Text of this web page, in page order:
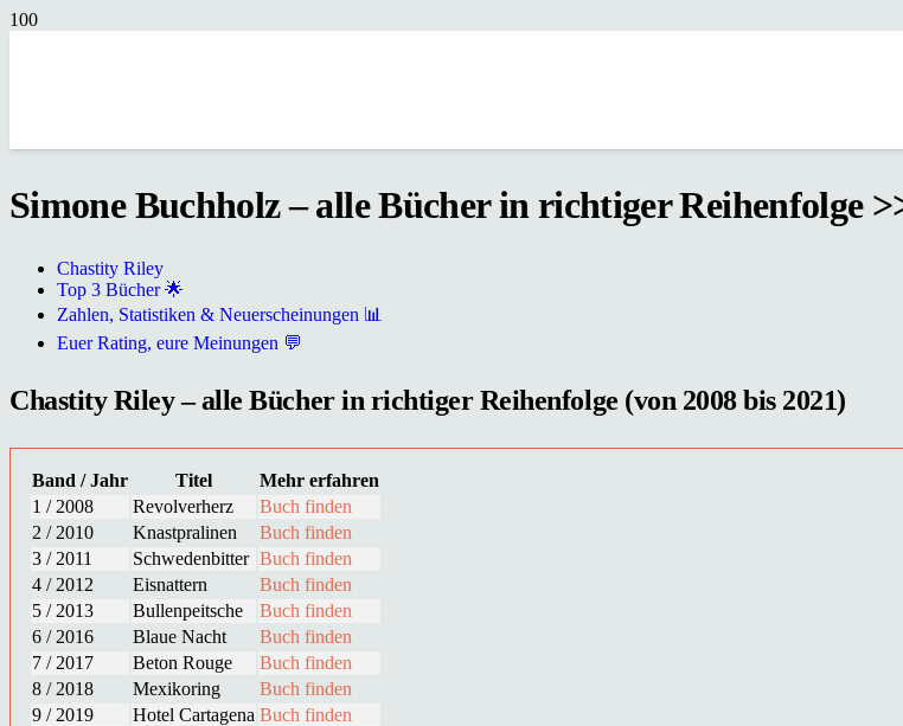
Simone Buchholz – alle Bücher in richtiger Reihenfolge
Chastity Riley
Top 3 Bücher 🌟
Zahlen, Statistiken & Neuerscheinungen 📊
Euer Rating, eure Meinungen 💬
Chastity Riley – alle Bücher in richtiger Reihenfolge (von 2008 bis 2021)
Band / Jahr Titel
Mehr erfahren
1 / 2008
Revolverherz
Buch finden
2 / 2010
Knastpralinen
Buch finden
3 / 2011
Schwedenbitter Buch finden
4 / 2012
Eisnattern
Buch finden
5 / 2013
Bullenpeitsche
Buch finden
6 / 2016
Blaue Nacht
Buch finden
7 / 2017
Beton Rouge
Buch finden
8 / 2018
Mexikoring
Buch finden
9 / 2019
Hotel Cartagena Buch finden